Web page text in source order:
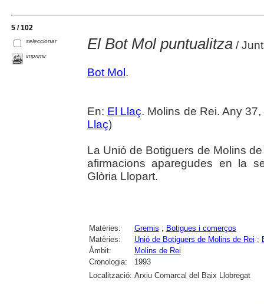
5 / 102
seleccionar
imprimir
El Bot Mol puntualitza/
Bot Mol .
En: El Llaç. Molins de Rei. Any
Llaç)
La Unió de Botiguers de Molins
afirmacions aparegudes en la
Glòria Llopart.
Matèries: Gremis ; Botigues i comerços
Matèries:
Unió de Botiguers de Molins de Rei ;
Àmbit:
Molins de Rei
Cronologia:
1993
Localització: Arxiu Comarcal del Baix Llobregat